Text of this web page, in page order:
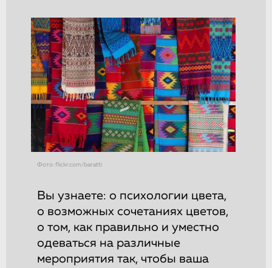
Фото: flickr.com/baratti
Вы узнаете: о психологии цвета,
о возможных сочетаниях цветов,
о том, как правильно и уместно
одеваться на различные
мероприятия так, чтобы ваша